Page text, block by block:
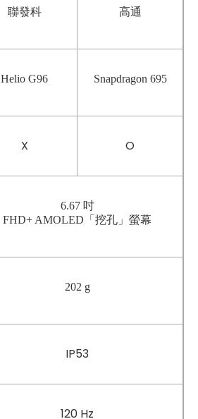
聯發科 高通
Helio G96 Snapdragon 695
X O
6.67 吋
FHD+ AMOLED「挖孔」螢幕
202 g
IP53
120 Hz